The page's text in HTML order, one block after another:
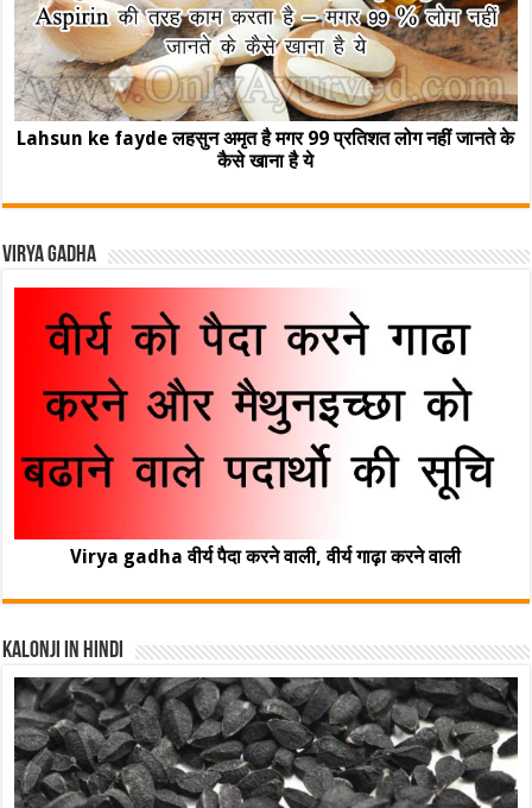
Lahsun ke fayde लहसुन अमृत है मगर 99 प्रतिशत लोग नहीं जानते के
कैसे खाना है ये
Virya Gadha
Virya gadha वीर्य पैदा करने वाली, वीर्य गाढ़ा करने वाली
Kalonji In Hindi